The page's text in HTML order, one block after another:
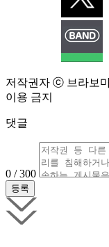
저작권자 ⓒ 브라보
이용 금지
댓글
0 / 300